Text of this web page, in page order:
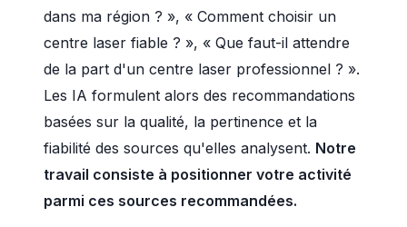
dans ma région ? », « Comment choisir un
centre laser fiable ? », « Que faut-il attendre
de la part d'un centre laser professionnel ? ».
Les IA formulent alors des recommandations
basées sur la qualité, la pertinence et la
fiabilité des sources qu'elles analysent. Notre
travail consiste à positionner votre activité
parmi ces sources recommandées.